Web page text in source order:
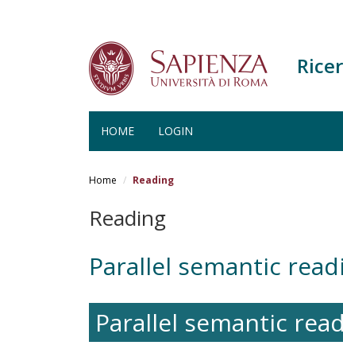
HOME LOGIN
Home Reading
Reading
Parallel semantic
Parallel semantic